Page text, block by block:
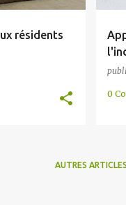
résidents
0
AUTRES ARTICLES